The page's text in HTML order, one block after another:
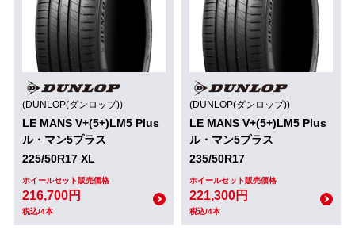
(DUNLOP(ダンロップ))
LE MANS V+(5+)LM5 Plus
ル・マン5プラス
225/50R17 XL
ホイールセット販売価格
216,700円
税込/4本
(DUNLOP(ダンロップ))
LE MANS V+(5+)LM5 Plus
ル・マン5プラス
235/50R17
ホイールセット販売価格
221,300円
税込/4本